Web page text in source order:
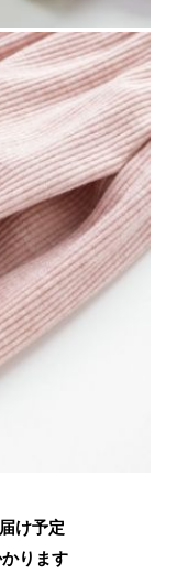
け予定
かります